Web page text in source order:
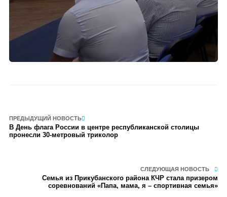
ПРЕДЫДУЩИЙ НОВОСТЬ
В День флага России в центре республиканской столицы
пронесли 30-метровый триколор
СЛЕДУЮЩАЯ НОВОСТЬ
Семья из Прикубанского района КЧР стала призером
соревнований «Папа, мама, я – спортивная семья»